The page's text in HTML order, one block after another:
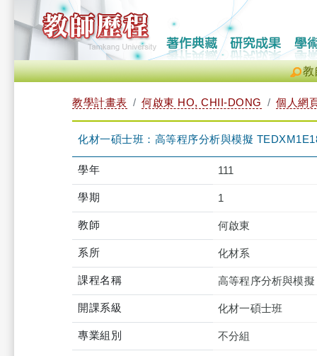
教
教學計畫表 何啟東 HO, CHII-DONG 個人網
化材一碩士班：高等程序分析與模擬
學年 111
學期 1
教師 何啟東
系所 化材系
課程名稱 高等程序分析與模擬
開課系級 化材一碩士班
專業組別 不分組